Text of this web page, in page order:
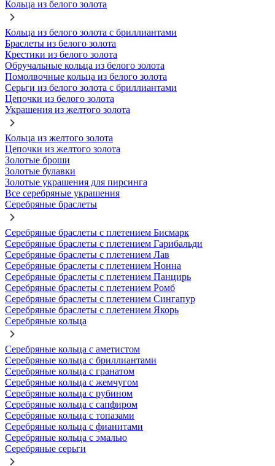
Кольца из белого золота
Кольца из белого золота с бриллиантами
Браслеты из белого золота
Крестики из белого золота
Обручальные кольца из белого золота
Помолвочные кольца из белого золота
Серьги из белого золота с бриллиантами
Цепочки из белого золота
Украшения из желтого золота
Кольца из желтого золота
Цепочки из желтого золота
Золотые броши
Золотые булавки
Золотые украшения для пирсинга
Все серебряные украшения
Серебряные браслеты
Серебряные браслеты с плетением Бисмарк
Серебряные браслеты с плетением Гарибальди
Серебряные браслеты с плетением Лав
Серебряные браслеты с плетением Нонна
Серебряные браслеты с плетением Панцирь
Серебряные браслеты с плетением Ромб
Серебряные браслеты с плетением Сингапур
Серебряные браслеты с плетением Якорь
Серебряные кольца
Серебряные кольца с аметистом
Серебряные кольца с бриллиантами
Серебряные кольца с гранатом
Серебряные кольца с жемчугом
Серебряные кольца с рубином
Серебряные кольца с сапфиром
Серебряные кольца с топазами
Серебряные кольца с фианитами
Серебряные кольца с эмалью
Серебряные серьги